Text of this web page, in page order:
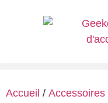
Accueil / Accessoires